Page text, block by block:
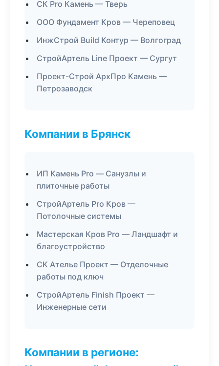
СК Pro Камень — Тверь
ООО Фундамент Кров — Череповец
ИнжСтрой Build Контур — Волгоград
СтройАртель Line Проект — Сургут
Проект-Строй АрхПро Камень —
Петрозаводск
Компании в Брянск
ИП Камень Pro — Санузлы и
плиточные работы
СтройАртель Pro Кров —
Потолочные системы
Мастерская Кров Pro — Ландшафт и
благоустройство
СК Ателье Проект — Отделочные
работы под ключ
СтройАртель Finish Проект —
Инженерные сети
Компании в регионе: